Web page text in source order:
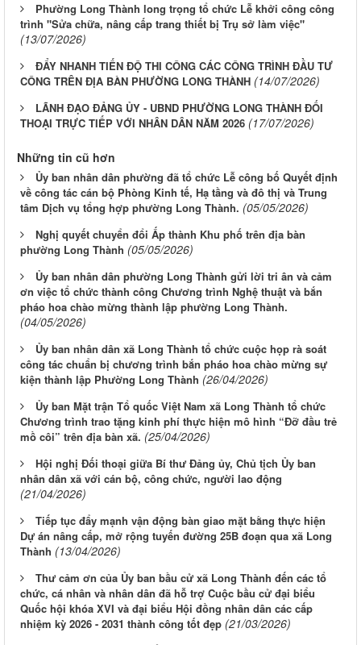
Phường Long Thành long trọng tổ chức Lễ khởi công công
trình "Sửa chữa, nâng cấp trang thiết bị Trụ sở làm việc"
(13/07/2026)
ĐẨY NHANH TIẾN ĐỘ THI CÔNG CÁC CÔNG TRÌNH ĐẦU TƯ
CÔNG TRÊN ĐỊA BÀN PHƯỜNG LONG THÀNH (14/07/2026)
LÃNH ĐẠO ĐẢNG ỦY - UBND PHƯỜNG LONG THÀNH ĐỐI
THOẠI TRỰC TIẾP VỚI NHÂN DÂN NĂM 2026 (17/07/2026)
Những tin cũ hơn
Ủy ban nhân dân phường đã tổ chức Lễ công bố Quyết định
về công tác cán bộ Phòng Kinh tế, Hạ tầng và đô thị và Trung
tâm Dịch vụ tổng hợp phường Long Thành. (05/05/2026)
Nghị quyết chuyển đổi Ấp thành Khu phố trên địa bàn
phường Long Thành (05/05/2026)
Ủy ban nhân dân phường Long Thành gửi lời tri ân và cảm
ơn việc tổ chức thành công Chương trình Nghệ thuật và bắn
pháo hoa chào mừng thành lập phường Long Thành.
(04/05/2026)
Ủy ban nhân dân xã Long Thành tổ chức cuộc họp rà soát
công tác chuẩn bị chương trình bắn pháo hoa chào mừng sự
kiện thành lập Phường Long Thành (26/04/2026)
Ủy ban Mặt trận Tổ quốc Việt Nam xã Long Thành tổ chức
Chương trình trao tặng kinh phí thực hiện mô hình “Đỡ đầu trẻ
mồ côi” trên địa bàn xã. (25/04/2026)
Hội nghị Đối thoại giữa Bí thư Đảng ủy, Chủ tịch Ủy ban
nhân dân xã với cán bộ, công chức, người lao động
(21/04/2026)
Tiếp tục đẩy mạnh vận động bàn giao mặt bằng thực hiện
Dự án nâng cấp, mở rộng tuyến đường 25B đoạn qua xã Long
Thành (13/04/2026)
Thư cảm ơn của Ủy ban bầu cử xã Long Thành đến các tổ
chức, cá nhân và nhân dân đã hỗ trợ Cuộc bầu cử đại biểu
Quốc hội khóa XVI và đại biểu Hội đồng nhân dân các cấp
nhiệm kỳ 2026 - 2031 thành công tốt đẹp (21/03/2026)